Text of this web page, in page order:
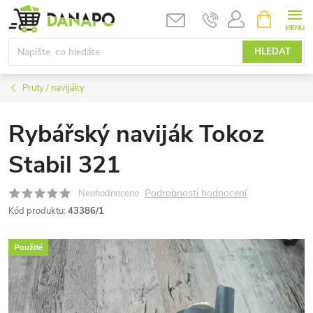
Přejít
na
obsah
HLEDAT
NÁKUPNÍ
KOŠÍK
Pruty / navijáky
Rybářský naviják Tokoz
Stabil 321
Neohodnoceno Podrobnosti hodnocení
Kód produktu: 43386/1
Použité